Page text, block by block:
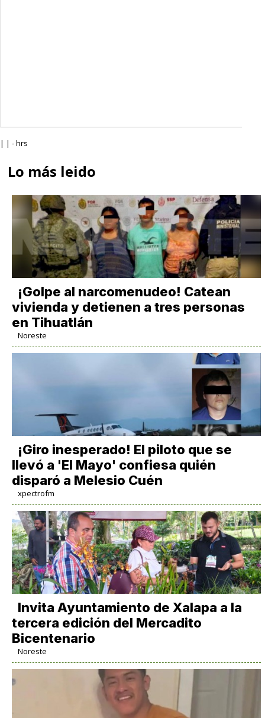
| | - hrs
Lo más leido
¡Golpe al narcomenudeo! Catean
vivienda y detienen a tres personas
en Tihuatlán
Noreste
¡Giro inesperado! El piloto que se
llevó a 'El Mayo' confiesa quién
disparó a Melesio Cuén
xpectrofm
Invita Ayuntamiento de Xalapa a la
tercera edición del Mercadito
Bicentenario
Noreste